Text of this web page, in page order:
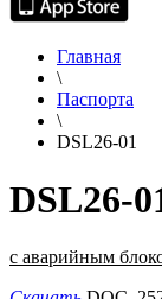
Главная
\
Паспорта
\
DSL26-01
DSL26-
с аварийным